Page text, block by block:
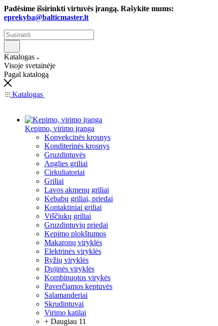
Padėsime išsirinkti virtuvės įrangą. Rašykite mums:
eprekyba@balticmaster.lt
Katalogas
Visoje svetainėje
Pagal katalogą
Katalogas
Kepimo, virimo įranga
Konvekcinės krosnys
Konditerinės krosnys
Gruzdintuvės
Anglies griliai
Cirkuliatoriai
Griliai
Lavos akmenų griliai
Kebabų griliai, priedai
Kontaktiniai griliai
Viščiukų griliai
Gruzdintuvių priedai
Kepimo plokštumos
Makaronų viryklės
Elektrinės viryklės
Ryžių viryklės
Dujinės viryklės
Kombinuotos virykės
Paverčiamos keptuvės
Salamanderiai
Skrudintuvai
Virimo katilai
+ Daugiau 11